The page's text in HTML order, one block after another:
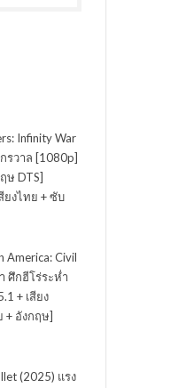
Infinity War
รวาล [1080p]
ษ DTS]
ยงไทย + ซับ
America: Civil
ศึกฮีโร่ระห่ำ
+ เสียง
+ อังกฤษ]
(2025) แรง